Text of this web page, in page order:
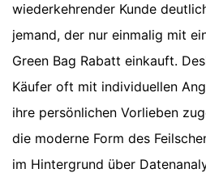
wiederkehrender Kunde
jemand, der nur einmalig mit
Green Bag Rabatt einkauft.
Käufer oft mit individuellen
ihre persönlichen Vorlieben
die moderne Form des
im Hintergrund über